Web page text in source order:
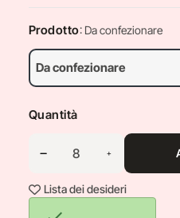
Prodotto: Da confezionare
Quantità
Lista dei desideri